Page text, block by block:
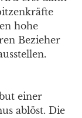
hohe
Bezieher
einer
ablöst. Die